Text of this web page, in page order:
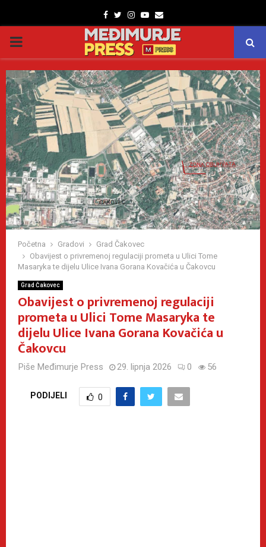
Facebook
TwitterInstagram
Youtube
Email
PRIMARY
MENU
Početna Gradovi
Grad Čakovec
Obavijest o privremenoj regulaciji prometa u Ulici Tome
Masaryka te dijelu Ulice Ivana Gorana Kovačića u Čakovcu
Grad Čakovec
Obavijest o privremenoj regulaciji
prometa u Ulici Tome Masaryka te
dijelu Ulice Ivana Gorana Kovačića u
Čakovcu
Piše Međimurje Press 29. lipnja 2026 0 56
PODIJELI 0